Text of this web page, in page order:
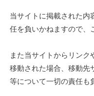
当サイトに掲載された内
任を負いかねますので、
また当サイトからリンク
移動された場合、移動先
等について一切の責任も